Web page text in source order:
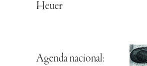
Heuer
Agenda nacional: